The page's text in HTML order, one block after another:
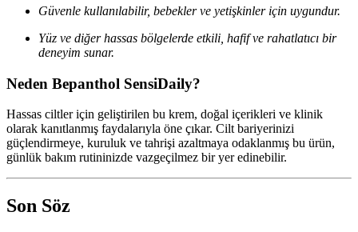
Güvenle kullanılabilir, bebekler ve yetişkinler için uygundur.
Yüz ve diğer hassas bölgelerde etkili, hafif ve rahatlatıcı bir
deneyim sunar.
Neden Bepanthol SensiDaily?
Hassas ciltler için geliştirilen bu krem, doğal içerikleri ve klinik
olarak kanıtlanmış faydalarıyla öne çıkar. Cilt bariyerinizi
güçlendirmeye, kuruluk ve tahrişi azaltmaya odaklanmış bu ürün,
günlük bakım rutininizde vazgeçilmez bir yer edinebilir.
Son Söz